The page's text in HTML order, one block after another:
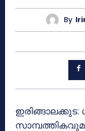
By
ഇരിങ്ങാലക്കുട: